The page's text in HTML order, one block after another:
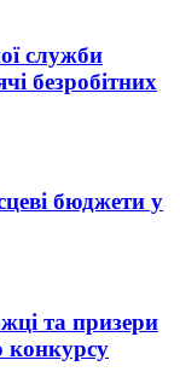
служби
безробітних
бюджети у
та призери
конкурсу